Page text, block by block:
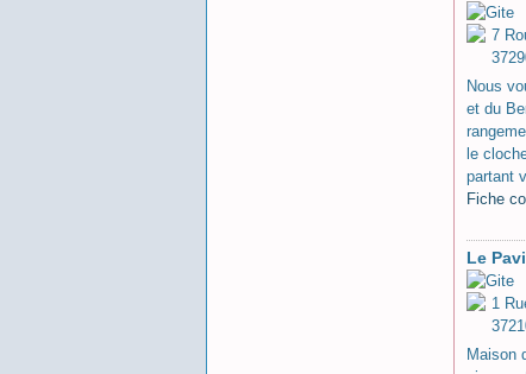
7
Nous
et du
le
partant
Fiche
Le
1
Maison